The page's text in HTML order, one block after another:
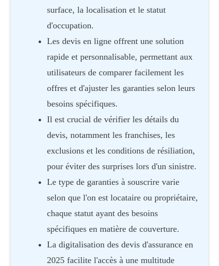
surface, la localisation et le statut
d'occupation.
Les devis en ligne offrent une solution
rapide et personnalisable, permettant aux
utilisateurs de comparer facilement les
offres et d'ajuster les garanties selon leurs
besoins spécifiques.
Il est crucial de vérifier les détails du
devis, notamment les franchises, les
exclusions et les conditions de résiliation,
pour éviter des surprises lors d'un sinistre.
Le type de garanties à souscrire varie
selon que l'on est locataire ou propriétaire,
chaque statut ayant des besoins
spécifiques en matière de couverture.
La digitalisation des devis d'assurance en
2025 facilite l'accès à une multitude